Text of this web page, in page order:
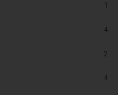
1
4
2
4